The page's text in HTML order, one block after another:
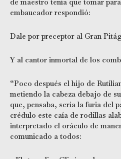
embaucador respondió:
Dale por preceptor al Gran
Y al cantor inmortal de los
“Poco después el hijo de
metiendo la cabeza debajo de
que, pensaba, sería la furia del
crédulo este caía de rodillas
interpretado el oráculo de
comunicado a todos: